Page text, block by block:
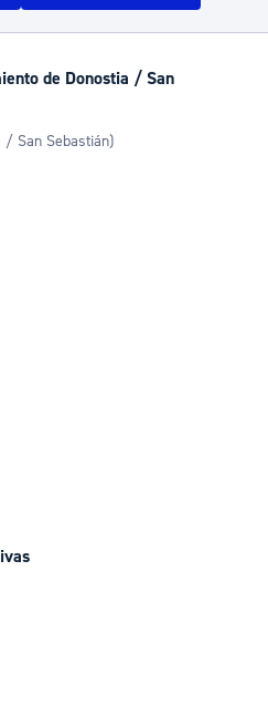
de Donostia / San
/ San Sebastián)